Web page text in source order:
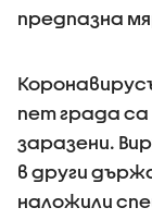
предпазна
пет града
заразени.
в други
наложили